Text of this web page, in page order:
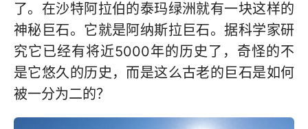
了。在沙特阿拉伯的泰玛绿洲就有一块这样的
神秘巨石。它就是阿纳斯拉巨石。据科学家研
究它已经有将近5000年的历史了，奇怪的不
是它悠久的历史，而是这么古老的巨石是如何
被一分为二的？